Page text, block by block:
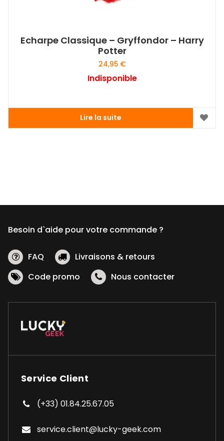
Echarpe Classique – Gryffondor – Harry
Potter
24,95 €
Indisponible
Lire la suite
Besoin d`aide pour votre commande ?
FAQ
Livraisons & retours
Code promo
Nous contacter
Service Client
(+33) 01.84.25.67.05
service.client@lucky-geek.com